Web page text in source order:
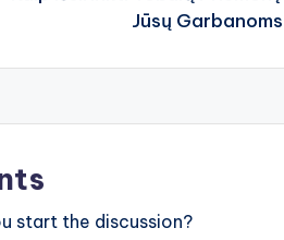
Jūsų Garbanoms
start the discussion?